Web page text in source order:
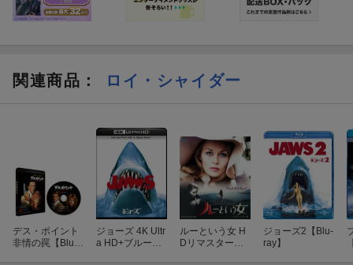
関連商品 ： ロイ・シャイダー
デス・ポイント
非情の罠【Blu-r
ジョーズ 4K Ultr
a HD+ブルーレ
ルーという女 H
Dリマスター版
ジョーズ2【Blu-
ray】